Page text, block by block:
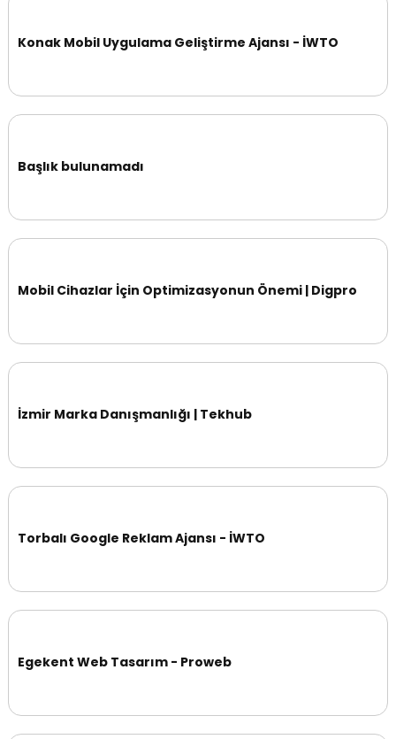
Konak Mobil Uygulama Geliştirme Ajansı - İWTO
Başlık bulunamadı
Mobil Cihazlar İçin Optimizasyonun Önemi | Digpro
İzmir Marka Danışmanlığı | Tekhub
Torbalı Google Reklam Ajansı - İWTO
Egekent Web Tasarım - Proweb